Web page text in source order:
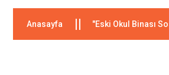
Anasayfa "Eski Okul Binası